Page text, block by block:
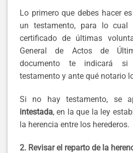
Lo primero que debes hacer
un testamento, para lo cual
certificado de últimas
General de Actos de
documento te indicará
testamento y ante qué notario
Si no hay testamento, se
intestada, en la que la ley
la herencia entre los herederos.
2. Revisar el reparto de la